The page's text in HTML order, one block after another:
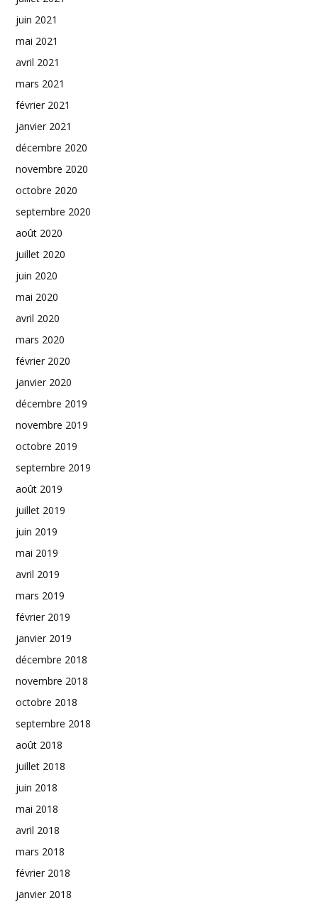
juin 2021
mai 2021
avril 2021
mars 2021
février 2021
janvier 2021
décembre 2020
novembre 2020
octobre 2020
septembre 2020
août 2020
juillet 2020
juin 2020
mai 2020
avril 2020
mars 2020
février 2020
janvier 2020
décembre 2019
novembre 2019
octobre 2019
septembre 2019
août 2019
juillet 2019
juin 2019
mai 2019
avril 2019
mars 2019
février 2019
janvier 2019
décembre 2018
novembre 2018
octobre 2018
septembre 2018
août 2018
juillet 2018
juin 2018
mai 2018
avril 2018
mars 2018
février 2018
janvier 2018